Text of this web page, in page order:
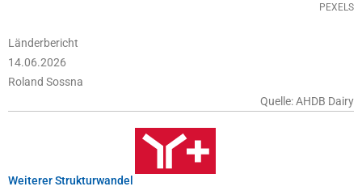
PEXELS
Länderbericht
14.06.2026
Roland Sossna
Quelle: AHDB Dairy
Weiterer Strukturwandel